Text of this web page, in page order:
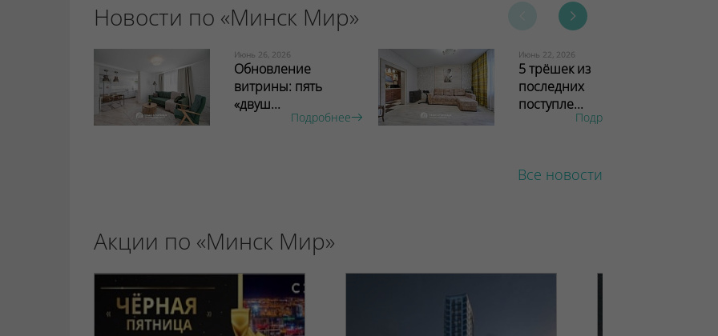
Новости по «Минск Мир»
Июнь 26, 2026
Обновление
витрины: пять
«двуш...
Подробнее
Июнь 22, 2026
5 трёшек из
последних
поступле...
Подробнее
Все новости
Акции по «Минск Мир»